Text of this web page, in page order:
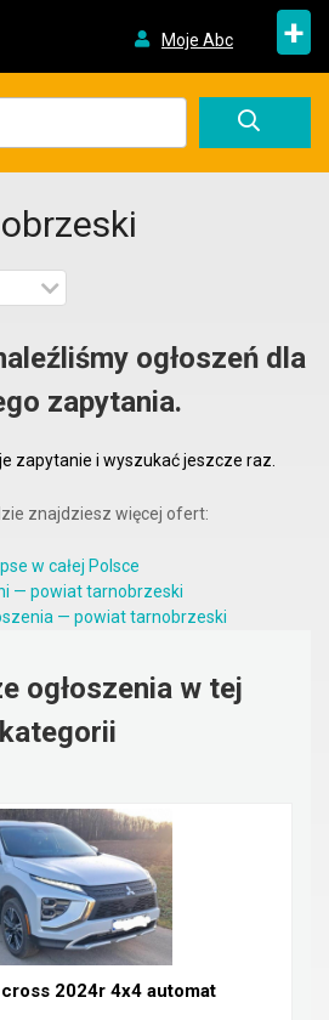
Moje Abc +
ogłoszeń dla
zapytania.
zapytanie i wyszukać jeszcze raz.
znajdziesz więcej ofert:
w całej Polsce
— powiat tarnobrzeski
— powiat tarnobrzeski
ogłoszenia w tej
kategorii
2024r 4x4 automat